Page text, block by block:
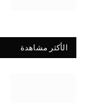
الأكثر مشاهدة